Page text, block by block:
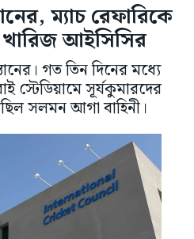
ম্যাচ রেফারিকে
আইসিসির
গত তিন দিনের মধ্যে
স্টেডিয়ামে সূর্যকুমারদের
সলমন আগা বাহিনী।